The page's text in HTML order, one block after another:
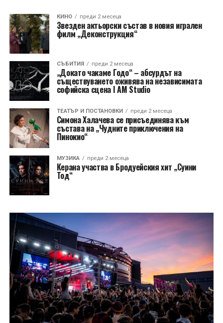
КИНО преди 2 месеца
Звезден актьорски състав в новия игрален
филм „Деконструкция“
СЪБИТИЯ преди 2 месеца
„Докато чакаме Годо“ – абсурдът на
съществуването оживява на независимата
софийска сцена I AM Studio
ТЕАТЪР И ПОСТАНОВКИ преди 2 месеца
Симона Халачева се присъединява към
състава на „Чудните приключения на
Пинокио“
МУЗИКА преди 2 месеца
Керана участва в Бродуейския хит „Суини
Тод“